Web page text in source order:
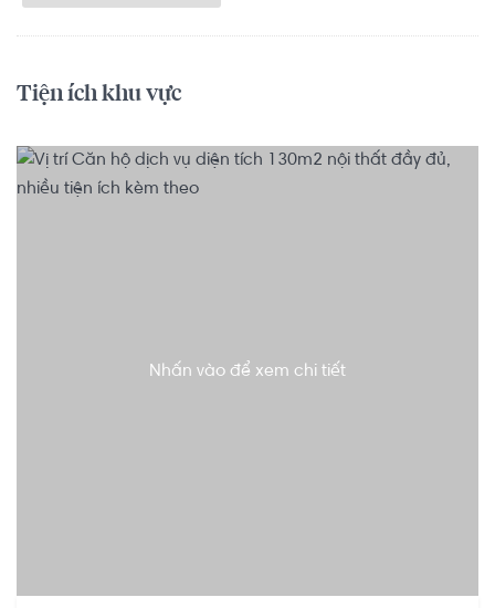
Tiện ích khu vực
Nhấn vào để xem chi tiết